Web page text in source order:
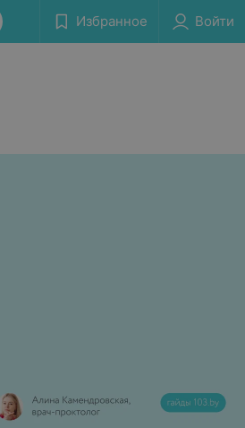
Избранное Войти